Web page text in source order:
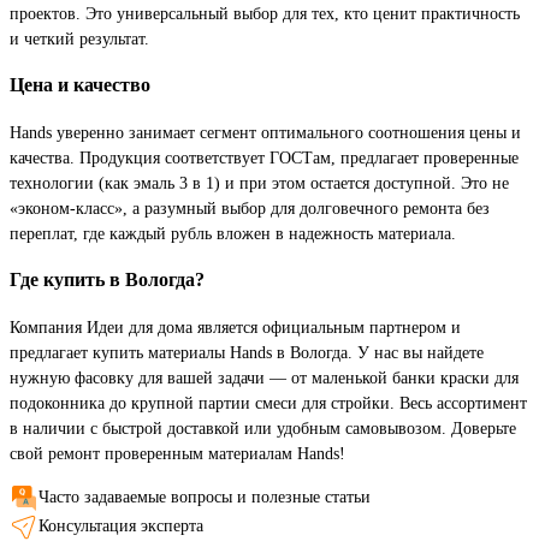
проектов. Это универсальный выбор для тех, кто ценит практичность
и четкий результат.
Цена и качество
Hands уверенно занимает сегмент оптимального соотношения цены и
качества. Продукция соответствует ГОСТам, предлагает проверенные
технологии (как эмаль 3 в 1) и при этом остается доступной. Это не
«эконом-класс», а разумный выбор для долговечного ремонта без
переплат, где каждый рубль вложен в надежность материала.
Где купить в Вологда?
Компания Идеи для дома является официальным партнером и
предлагает купить материалы Hands в Вологда. У нас вы найдете
нужную фасовку для вашей задачи — от маленькой банки краски для
подоконника до крупной партии смеси для стройки. Весь ассортимент
в наличии с быстрой доставкой или удобным самовывозом. Доверьте
свой ремонт проверенным материалам Hands!
Часто задаваемые вопросы и полезные статьи
Консультация эксперта